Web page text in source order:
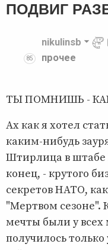
ПОДВИГ
85
nikulinsb
прочее
ТЫ ПОМНИШЬ -
Ах как я хотел
каким-нибудь
Штирлица в штабе
конец, - крутого
секретов НАТО,
"Мертвом сезоне".
мечты были у всех
получилось